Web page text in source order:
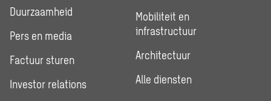
Duurzaamheid
Pers en media
Factuur sturen
Investor relations
Mobiliteit en
infrastructuur
Architectuur
Alle diensten